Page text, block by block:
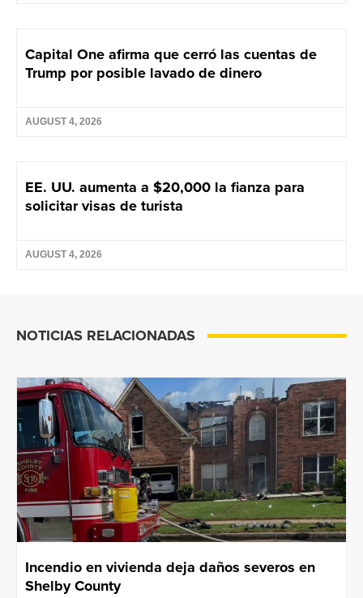
Capital One afirma que cerró las cuentas de
Trump por posible lavado de dinero
AUGUST 4, 2026
EE. UU. aumenta a $20,000 la fianza para
solicitar visas de turista
AUGUST 4, 2026
NOTICIAS RELACIONADAS
Incendio en vivienda deja daños severos en
Shelby County